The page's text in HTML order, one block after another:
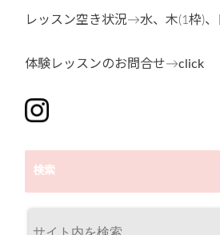
レッスン空き状況→水、木(1枠)、
体験レッスンのお問合せ→click
検索